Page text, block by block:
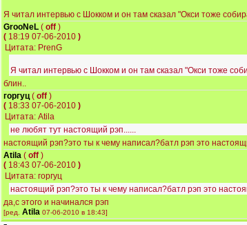
Я читал интервью с Шокком и он там сказал "Окси тоже
GrooNeL ( off )
( 18:19 07-06-2010 )
Цитата: PrenG
Я читал интервью с Шокком и он там сказал "Окси тоже
блин..
горгуц( off )
( 18:33 07-06-2010 )
Цитата: Atila
не любят тут настоящий рэп......
настоящий рэп?это ты к чему написал?батл рэп это
Atila ( off )
( 18:43 07-06-2010 )
Цитата: горгуц
настоящий рэп?это ты к чему написал?батл рэп это
да,с этого и начинался рэп
[ред. Atila 07-06-2010 в 18:43]